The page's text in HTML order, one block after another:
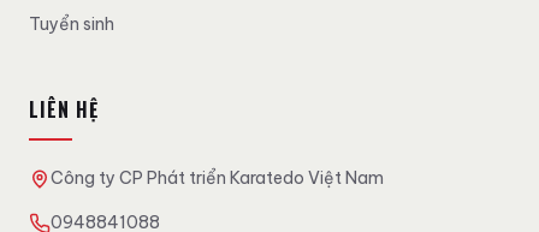
Tuyển sinh
LIÊN HỆ
Công ty CP Phát triển Karatedo Việt Nam
0948841088